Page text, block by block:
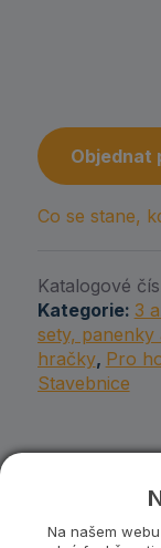
Objednat
Co se stane,
Katalogové
Kategorie: 3
sety, panenky
hračky, Pro
Stavebnice
Na našem